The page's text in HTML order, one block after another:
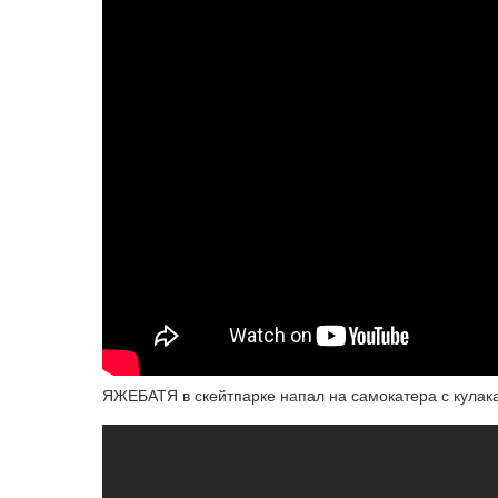
ЯЖЕБАТЯ в скейтпарке напал на самокатера с